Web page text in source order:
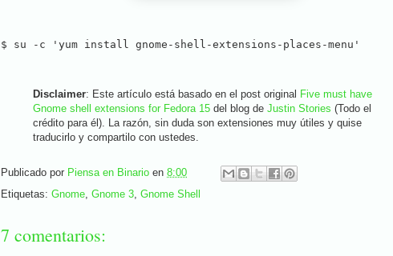
$ su -c 'yum install gnome-shell-extensions-places-menu'
Disclaimer: Este artículo está basado en el post original Five must have
Gnome shell extensions for Fedora 15 del blog de Justin Stories (Todo el
crédito para él). La razón, sin duda son extensiones muy útiles y quise
traducirlo y compartilo con ustedes.
Publicado por Piensa en Binario en 8:00
Etiquetas: Gnome, Gnome 3, Gnome Shell
7 comentarios: